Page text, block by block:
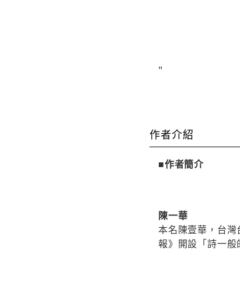
"
作者介紹
■作者簡介
陳一華
本名陳壹華，台
報》開設「詩一般